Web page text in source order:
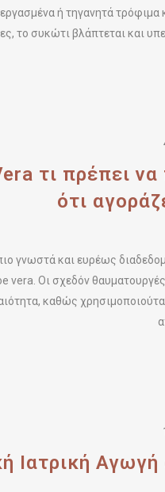
ή τηγανητά τρόφιμα
το συκώτι βλάπτεται και
τι πρέπει να
ότι
γνωστά και ευρέως
vera. Οι σχεδόν
καθώς
Ιατρική